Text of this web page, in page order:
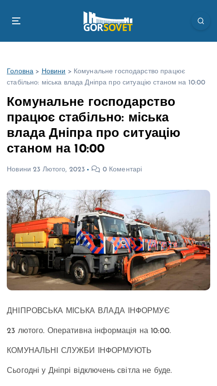
Головна > Новини > Комунальне господарство працює
стабільно: міська влада Дніпра про ситуацію станом на 10:00
Комунальне господарство
працює стабільно: міська
влада Дніпра про ситуацію
станом на 10:00
Новини 23 Лютого, 2023 0 Коментарі
ДНІПРОВСЬКА МІСЬКА ВЛАДА ІНФОРМУЄ
23 лютого. Оперативна інформація на 10:00.
КОМУНАЛЬНІ СЛУЖБИ ІНФОРМУЮТЬ
Сьогодні у Дніпрі відключень світла не буде.